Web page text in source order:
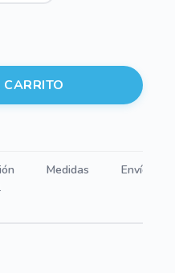
Medidas Envíos